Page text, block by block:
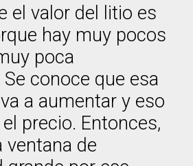
el valor del litio es
hay muy pocos
poca
conoce que esa
a aumentar y eso
precio. Entonces,
ventana de